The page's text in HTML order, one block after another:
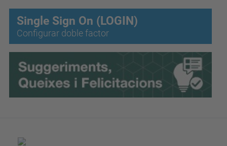
Single Sign On (LOGIN)
Configurar doble factor